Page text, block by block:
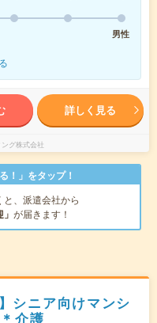
男性
詳しく見る
グ株式会社
！」をタップ！
と、派遣会社から
が届きます！
シニア向けマンシ
介護